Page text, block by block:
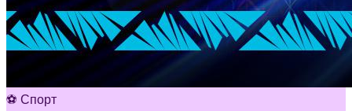
⚽ Спорт